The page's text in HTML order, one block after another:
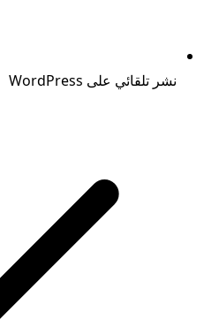
نشر تلقائي على WordPress